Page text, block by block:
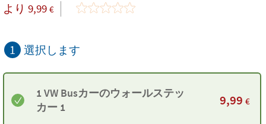
より 9,99 €
1 選択します
1 VW Busカーのウォールステッ
カー 1
9,99 €